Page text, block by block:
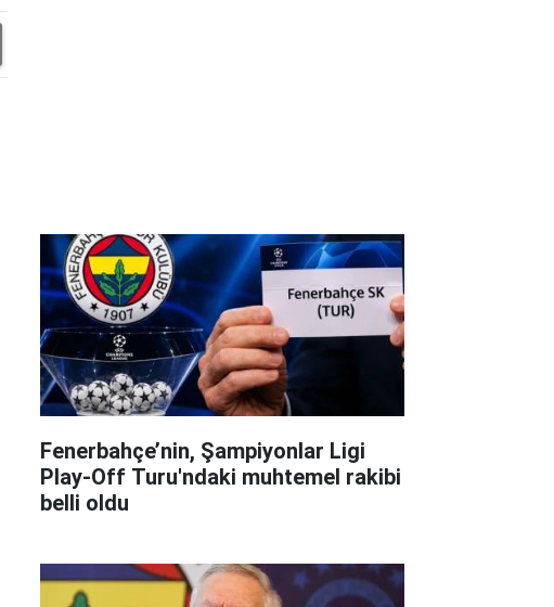
Fenerbahçe’nin, Şampiyonlar Ligi
Play-Off Turu'ndaki muhtemel rakibi
belli oldu